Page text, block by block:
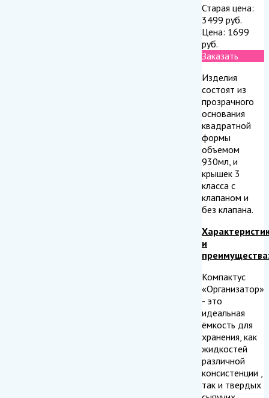
Старая цена:
3499 руб.
Цена: 1699
руб.
Заказать
Изделия
состоят из
прозрачного
основания
квадратной
формы
объемом
930мл, и
крышек 3
класса с
клапаном и
без клапана.
и
Компактус
«Организатор»
- это
идеальная
ёмкость для
хранения, как
жидкостей
различной
консистенции ,
так и твердых